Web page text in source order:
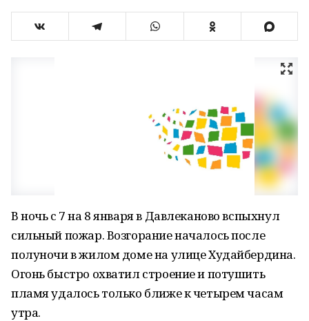
В ночь с 7 на 8 января в Давлеканово вспыхнул
сильный пожар. Возгорание началось после
полуночи в жилом доме на улице Худайбердина.
Огонь быстро охватил строение и потушить
пламя удалось только ближе к четырем часам
утра.